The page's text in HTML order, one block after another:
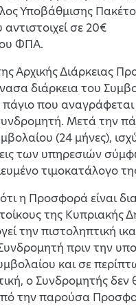
Υποβάθμισης
σε 20€
ΦΠΑ.
Αρχικής Διάρκειας
διάρκεια του
πάγιο που
Μετά την
(24 μήνες),
των υπηρεσιών
τιμοκατάλογο
ότι η Προσφορά είναι
της Κυπριακής
την πιστοληπτική
πριν την
και σε
ο Συνδρομητής δεν
την παρούσα